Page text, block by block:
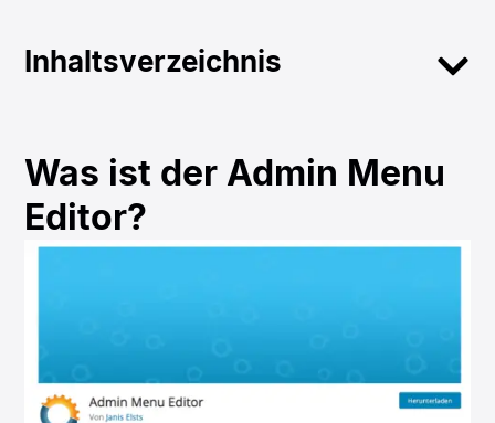
Inhaltsverzeichnis
Was ist der Admin Menu
Editor?